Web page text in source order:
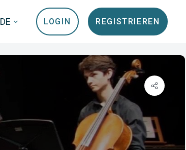
DE LOGIN REGISTRIEREN